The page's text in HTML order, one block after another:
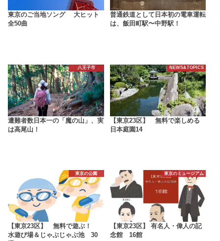
東京のご当地ソング 大ヒット
全50曲
普通鉄道として日本初の電車運転
は、飯田町駅〜中野駅！
八王子市
遭難者数日本一の「魔の山」、実
は高尾山！
NEWS&TOPICS
【東京23区】 無料で楽しめる
日本庭園14
東京の公園
【東京23区】 無料で遊ぶ！
水遊び場＆じゃぶじゃぶ池 30
東京のミュージアム
【東京23区】 有名人・偉人の記
念館 16館